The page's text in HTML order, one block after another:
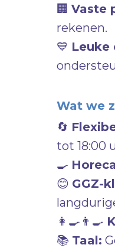
🏢 Vaste
rekenen.
💙 Leuke
Wat we
🔄
tot 18:00
🍳
😊 GGZ-
👩‍🍳👨‍🍳
📚 Taal: